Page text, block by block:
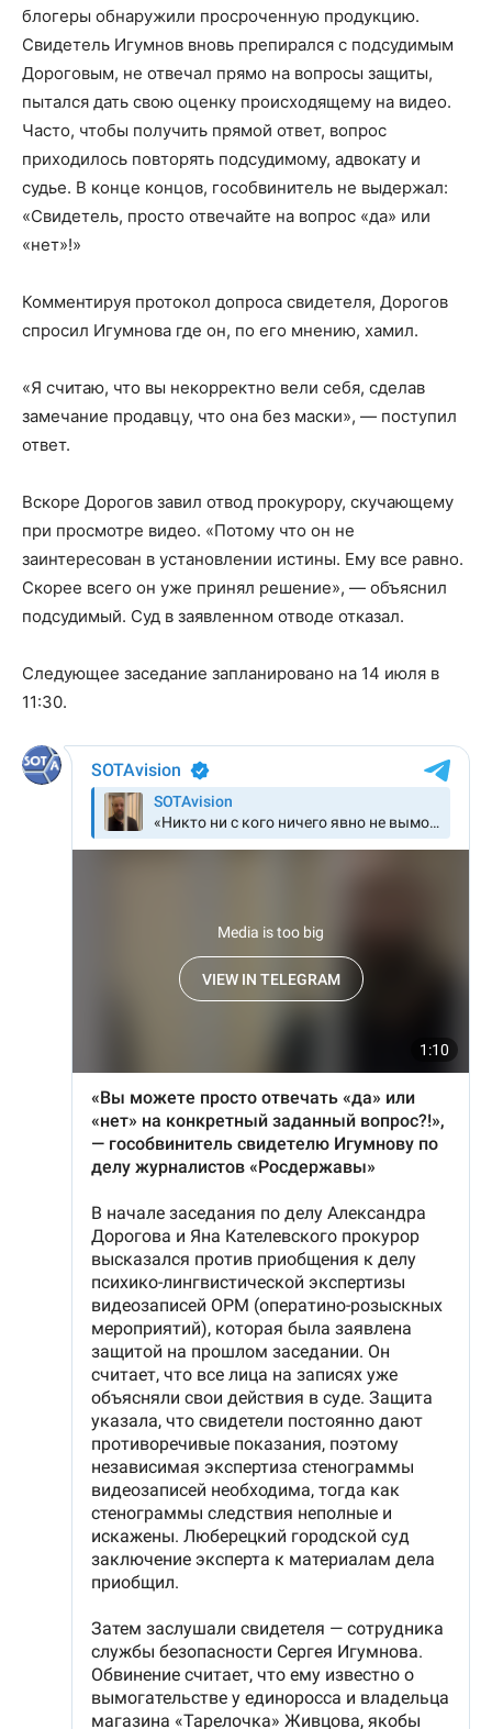
блогеры обнаружили просроченную продукцию.
Свидетель Игумнов вновь препирался с подсудимым
Дороговым, не отвечал прямо на вопросы защиты,
пытался дать свою оценку происходящему на видео.
Часто, чтобы получить прямой ответ, вопрос
приходилось повторять подсудимому, адвокату и
судье. В конце концов, гособвинитель не выдержал:
«Свидетель, просто отвечайте на вопрос «да» или
«нет»!»
Комментируя протокол допроса свидетеля, Дорогов
спросил Игумнова где он, по его мнению, хамил.
«Я считаю, что вы некорректно вели себя, сделав
замечание продавцу, что она без маски», — поступил
ответ.
Вскоре Дорогов завил отвод прокурору, скучающему
при просмотре видео. «Потому что он не
заинтересован в установлении истины. Ему все равно.
Скорее всего он уже принял решение», — объяснил
подсудимый. Суд в заявленном отводе отказал.
Следующее заседание запланировано на 14 июля в
11:30.